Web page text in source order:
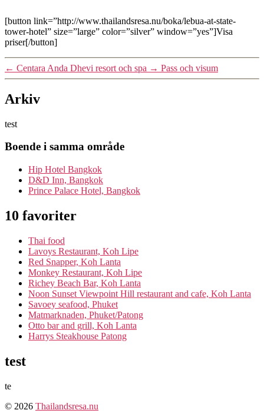
[button link=”http://www.thailandsresa.nu/boka/lebua-at-state-
tower-hotel” size=”large” color=”silver” window=”yes”]Visa
priser[/button]
← Centara Anda Dhevi resort och spa → Pass och visum
Arkiv
test
Boende i samma område
Hip Hotel Bangkok
D&D Inn, Bangkok
Prince Palace Hotel, Bangkok
10 favoriter
Thai food
Lavoys Restaurant, Koh Lipe
Red Snapper, Koh Lanta
Monkey Restaurant, Koh Lipe
Richey Beach Bar, Koh Lanta
Noon Sunset Viewpoint Hill restaurant and cafe, Koh Lanta
Savoey seafood, Phuket
Matmarknaden, Phuket/Patong
Otto bar and grill, Koh Lanta
Harrys Steakhouse Patong
test
te
© 2026 Thailandsresa.nu